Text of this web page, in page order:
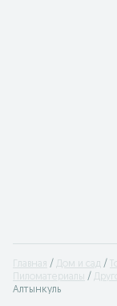
Главная Дом и сад
Пиломатериалы
Алтынкуль